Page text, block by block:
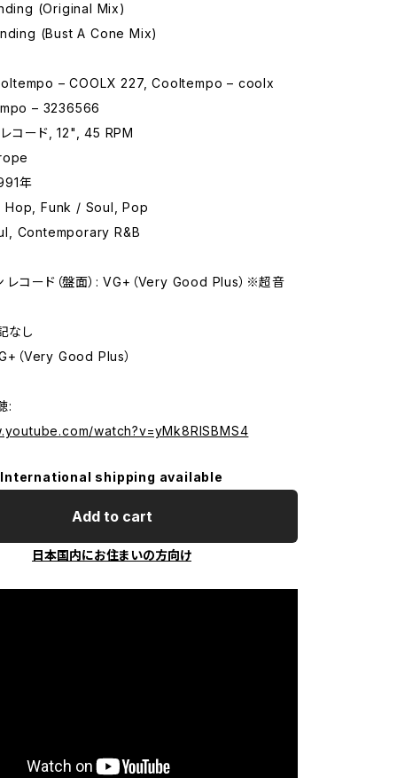
(Original Mix)
(Bust A Cone Mix)
– COOLX 227, Cooltempo – coolx
– 3236566
レコード, 12", 45 RPM
年
Hop, Funk / Soul, Pop
Contemporary R&B
レコード（盤面）: VG+（Very Good Plus）※超音
なし
（Very Good Plus）
:
watch?v=yMk8RlSBMS4
International shipping available
Add to cart
日本国内にお住まいの方向け